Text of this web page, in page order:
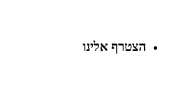
הצטרף אלינו